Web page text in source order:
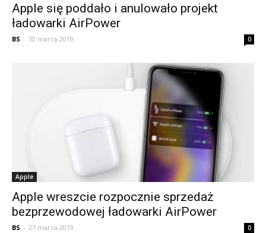
Apple się poddało i anulowało projekt
ładowarki AirPower
BS - 30 marca 2019 0
Apple
Apple wreszcie rozpocznie sprzedaż
bezprzewodowej ładowarki AirPower
BS - 27 marca 2019 0